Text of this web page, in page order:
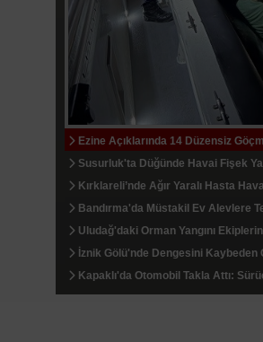
Ezine Açıklarında 14 Düzensiz
Susurluk'ta Düğünde Havai Fişek
Kırklareli’nde Ağır Yaralı Hasta
Sevk Edildi
Bandırma'da Müstakil Ev Alevlere
Uludağ'daki Orman Yangını
Söndürüldü
İznik Gölü'nde Dengesini Kaybeden
Kapaklı'da Otomobil Takla Attı: